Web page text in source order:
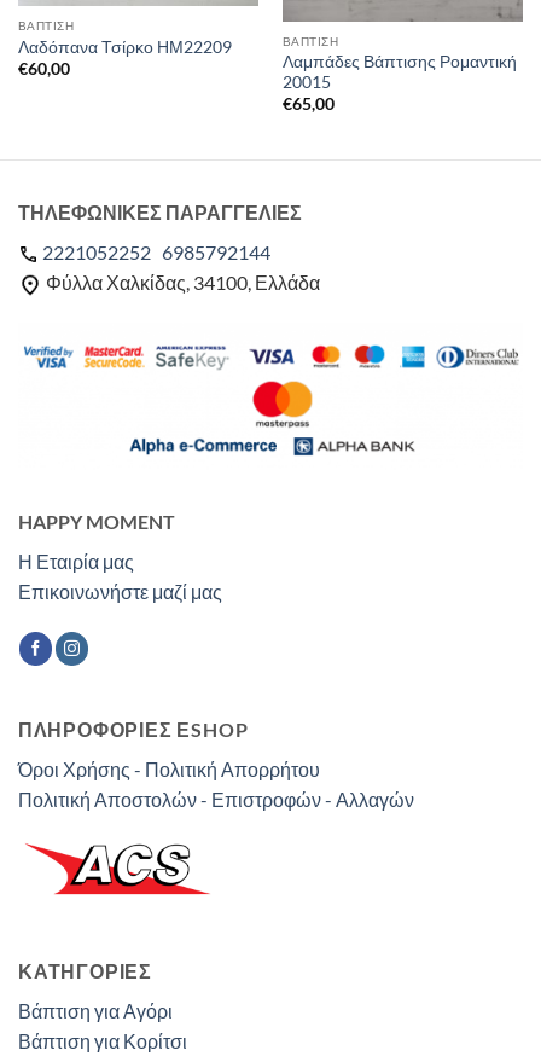
ΒΑΠΤΙΣΗ
Λαδόπανα Τσίρκο ΗΜ22209
€60,00
ΒΑΠΤΙΣΗ
Λαμπάδες Βάπτισης Ρομαντική
20015
€65,00
HAPPY MOMENT
Η Εταιρία μας
Επικοινωνήστε μαζί μας
ΠΛΗΡΟΦΟΡΙΕΣ ΕSHOP
Όροι Χρήσης - Πολιτική Απορρήτου
Πολιτική Αποστολών - Επιστροφών - Αλλαγών
ΤΗΛΕΦΩΝΙΚΕΣ ΠΑΡΑΓΓΕΛΙΕΣ
2221052252 6985792144
Φύλλα Χαλκίδας, 34100, Ελλάδα
ΚΑΤΗΓΟΡΊΕΣ
Βάπτιση για Αγόρι
Βάπτιση για Κορίτσι